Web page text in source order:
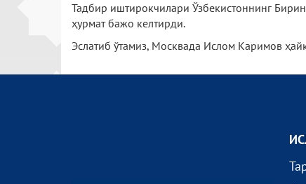
Тадбир иштирокчилари Ўзбекистоннинг
ҳурмат бажо келтирди.
Эслатиб ўтамиз, Москвада Ислом Каримов